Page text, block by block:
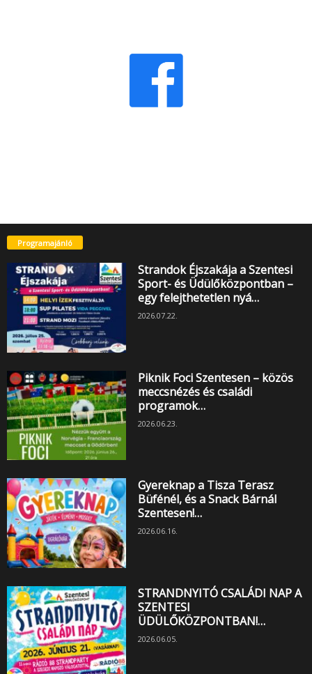
Programajánló
Strandok Éjszakája a Szentesi
Sport- és Üdülőközpontban –
egy felejthetetlen nyá…
2026.07.22.
Piknik Foci Szentesen – közös
meccsnézés és családi
programok…
2026.06.23.
Gyereknap a Tisza Terasz
Büfénél, és a Snack Bárnál
Szentesen!…
2026.06.16.
STRANDNYITÓ CSALÁDI NAP A
SZENTESI
ÜDÜLŐKÖZPONTBAN!…
2026.06.05.